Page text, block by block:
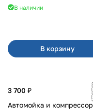
В наличии
В корзину
3 700 ₽
Автомойка и компрессор